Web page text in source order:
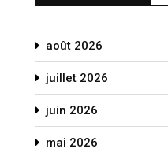
août 2026
juillet 2026
juin 2026
mai 2026